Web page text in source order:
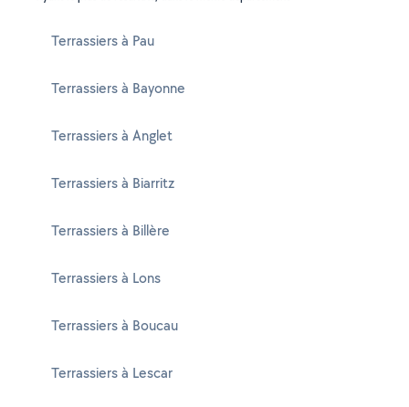
Terrassiers à Pau
Terrassiers à Bayonne
Terrassiers à Anglet
Terrassiers à Biarritz
Terrassiers à Billère
Terrassiers à Lons
Terrassiers à Boucau
Terrassiers à Lescar